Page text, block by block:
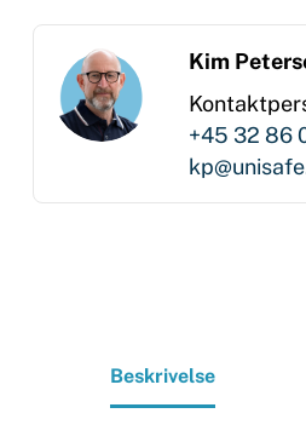
Kim
+45 32 86
Beskrivelse